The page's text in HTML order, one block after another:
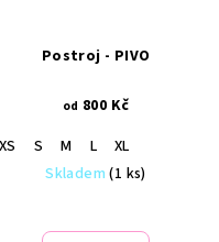
Postroj - PIVO
od 800 Kč
XS
S M L
XL
Skladem(1 ks)